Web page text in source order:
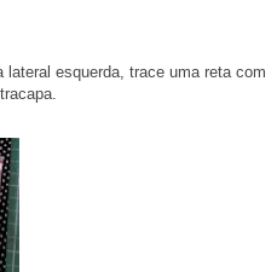
esquerda, trace uma reta com